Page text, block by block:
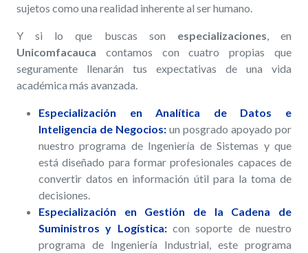
sujetos como una realidad inherente al ser humano.
Y si lo que buscas son especializaciones , en
Unicomfacauca contamos con cuatro propias que
seguramente llenarán tus expectativas de una vida
académica más avanzada.
Especialización en Analítica de Datos e
Inteligencia de Negocios: un posgrado apoyado por
nuestro programa de Ingeniería de Sistemas y que
está diseñado para formar profesionales capaces de
convertir datos en información útil para la toma de
decisiones.
Especialización en Gestión de la Cadena de
Suministros y Logística:con soporte de nuestro
programa de Ingeniería Industrial, este programa